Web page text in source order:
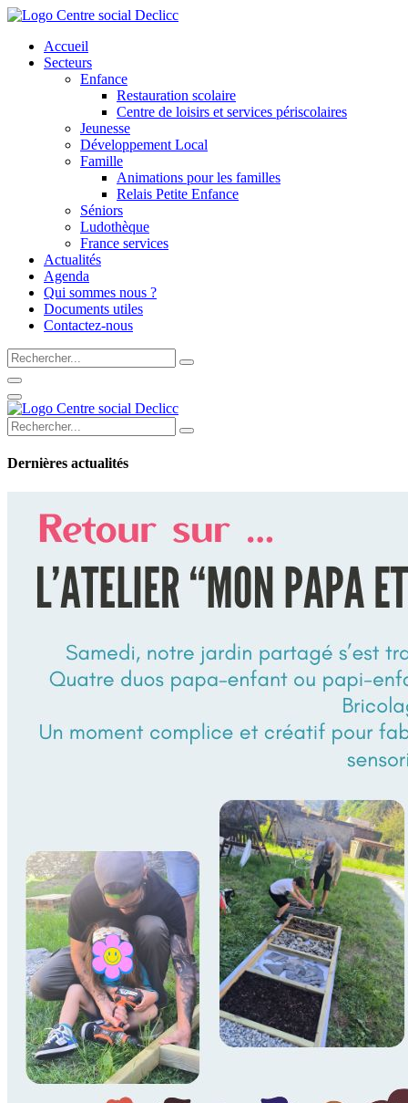
Accueil
Secteurs
Enfance
Restauration scolaire
Centre de loisirs et services périscolaires
Jeunesse
Développement Local
Famille
Animations pour les familles
Relais Petite Enfance
Séniors
Ludothèque
France services
Actualités
Agenda
Qui sommes nous ?
Documents utiles
Contactez-nous
Dernières actualités